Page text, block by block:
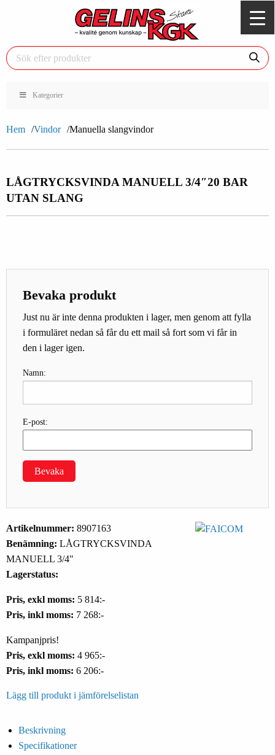
Kategorier
Hem Vindor Manuella slangvindor
LÅGTRYCKSVINDA MANUELL 3/4″20 BAR
UTAN SLANG
Bevaka produkt
Just nu är inte denna produkten i lager, men genom att fylla
i formuläret nedan så får du ett mail så fort som vi får in
den i lager igen.
Namn:
E-post:
Bevaka
Artikelnummer: 8907163
Benämning: LÅGTRYCKSVINDA
MANUELL 3/4"
Lagerstatus:
Pris, exkl moms: 5 814:-
Pris, inkl moms: 7 268:-
Kampanjpris!
Pris, exkl moms: 4 965:-
Pris, inkl moms: 6 206:-
Lägg till produkt i jämförelselistan
Beskrivning
Specifikationer